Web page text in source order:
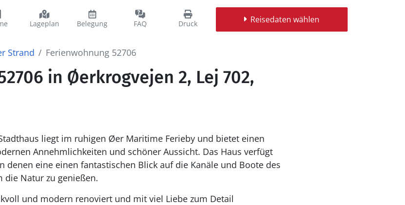
Lageplan Belegung FAQ Druck Reisedaten wählen
Strand Ferienwohnung 52706
in Øerkrogvejen 2, Lej 702,
liegt im ruhigen Øer Maritime Ferieby und bietet einen
Annehmlichkeiten und schöner Aussicht. Das Haus verfügt
denen eine einen fantastischen Blick auf die Kanäle und Boote des
die Natur zu genießen.
und modern renoviert und mit viel Liebe zum Detail